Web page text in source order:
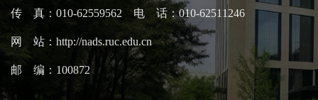
传 真：010-62559562 电 话：010-62511246
网 站：http://nads.ruc.edu.cn
邮 编：100872